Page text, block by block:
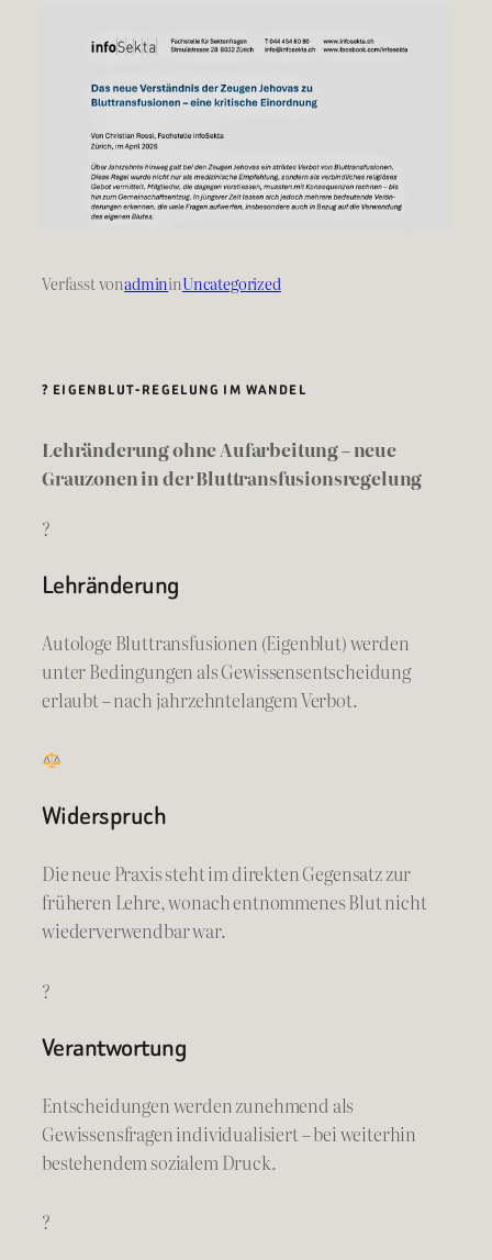
Verfasst vonadmininUncategorized
? EIGENBLUT-REGELUNG IM WANDEL
Lehränderung ohne Aufarbeitung – neue
Grauzonen in der Bluttransfusionsregelung
?
Lehränderung
Autologe Bluttransfusionen (Eigenblut) werden
unter Bedingungen als Gewissensentscheidung
erlaubt – nach jahrzehntelangem Verbot.
Widerspruch
Die neue Praxis steht im direkten Gegensatz zur
früheren Lehre, wonach entnommenes Blut nicht
wiederverwendbar war.
?
Verantwortung
Entscheidungen werden zunehmend als
Gewissensfragen individualisiert – bei weiterhin
bestehendem sozialem Druck.
?